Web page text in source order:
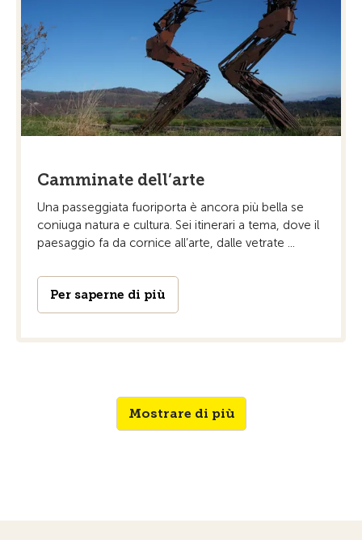
Camminate dell’arte
Una passeggiata fuoriporta è ancora più bella se
coniuga natura e cultura. Sei itinerari a tema, dove il
paesaggio fa da cornice all’arte, dalle vetrate ...
Per saperne di più
Mostrare di più